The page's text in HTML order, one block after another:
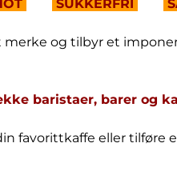
SUKKERFRI
merke og tilbyr et
baristaer, barer og
favorittkaffe eller tilføre